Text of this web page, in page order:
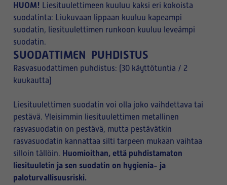
HUOM! Liesituulettimeen kuuluu kaksi eri kokoista
suodatinta: Liukuvaan lippaan kuuluu kapeampi
suodatin, liesituulettimen runkoon kuuluu leveämpi
suodatin.
SUODATTIMEN PUHDISTUS
Rasvasuodattimen puhdistus: (30 käyttötuntia / 2
kuukautta)
Liesituulettimen suodatin voi olla joko vaihdettava tai
pestävä. Yleisimmin liesituulettimen metallinen
rasvasuodatin on pestävä, mutta pestävätkin
rasvasuodatin kannattaa silti tarpeen mukaan vaihtaa
silloin tällöin. Huomioithan, että puhdistamaton
liesituuletin ja sen suodatin on hygienia- ja
paloturvallisuusriski.